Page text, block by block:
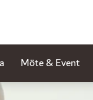
Möte & Event